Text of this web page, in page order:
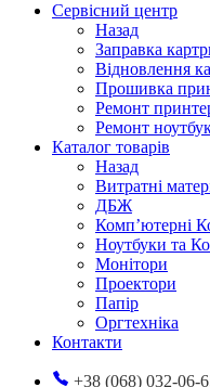
Сервісний центр
Назад
Заправка
Відновлення
Прошивка
Ремонт
Ремонт
Каталог товарів
Назад
Витратні
ДБЖ
Комп’ютерні
Ноутбуки та
Монітори
Проектори
Папір
Оргтехніка
Контакти
+38 (068) 032-06-